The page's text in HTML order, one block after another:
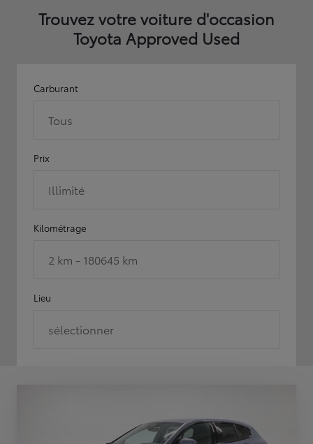
Trouvez votre voiture d'occasion
Toyota Approved Used
Carburant
Tous
Prix
Illimité
Kilométrage
2 km - 180645 km
Lieu
sélectionner